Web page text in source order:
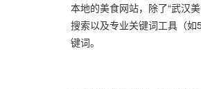
本地的美食网站，除了“武汉
搜索以及专业关键词工具（
键词。